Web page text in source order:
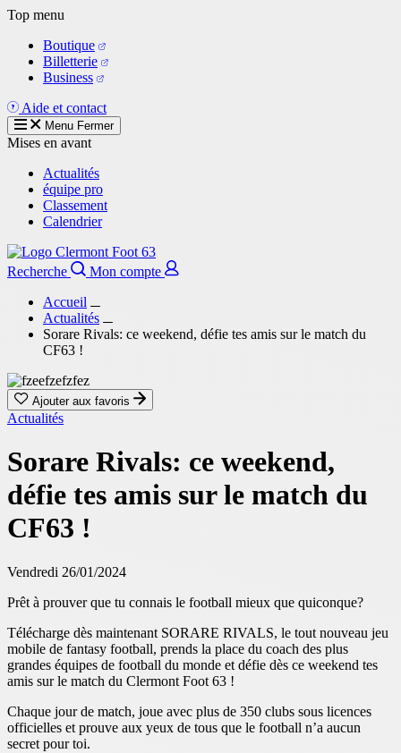
Aller
contenu
principal
Top menu
Boutique
Billetterie
Business
Aide et contact
Menu Fermer
Mises en avant
Actualités
équipe pro
Classement
Calendrier
Recherche
Mon compte
Accueil
Actualités
Sorare Rivals: ce weekend, défie tes amis sur le match du
CF63 !
Ajouter aux favoris
Actualités
Sorare Rivals: ce weekend,
défie tes amis sur le match du
CF63 !
Vendredi 26/01/2024
Prêt à prouver que tu connais le football mieux que quiconque?
Télécharge dès maintenant SORARE RIVALS, le tout nouveau jeu
mobile de fantasy football, prends la place du coach des plus
grandes équipes de football du monde et défie dès ce weekend tes
amis sur le match du Clermont Foot 63 !
Chaque jour de match, joue avec plus de 350 clubs sous licences
officielles et prouve aux yeux de tous que le football n’a aucun
secret pour toi.